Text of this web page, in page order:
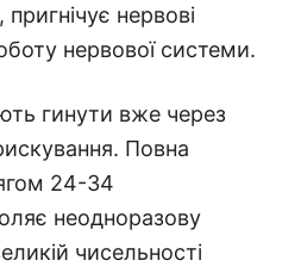
нервові
нервової системи.
гинути вже через
Повна
24-34
неодноразову
чисельності